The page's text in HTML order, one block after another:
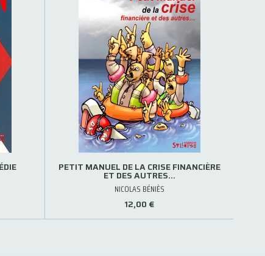
PETIT MANUEL DE LA CRISE FINANCIÈRE
ET DES AUTRES…
NICOLAS BÉNIÈS
12,00 €